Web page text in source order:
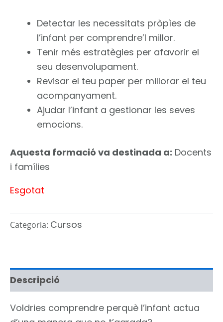
Detectar les necessitats pròpìes de
l’infant per comprendre’l millor.
Tenir més estratègies per afavorir el
seu desenvolupament.
Revisar el teu paper per millorar el teu
acompanyament.
Ajudar l’infant a gestionar les seves
emocions.
Aquesta formació va destinada a: Docents
i famílies
Esgotat
Categoria: Cursos
Descripció
Voldries comprendre perquè l’infant actua